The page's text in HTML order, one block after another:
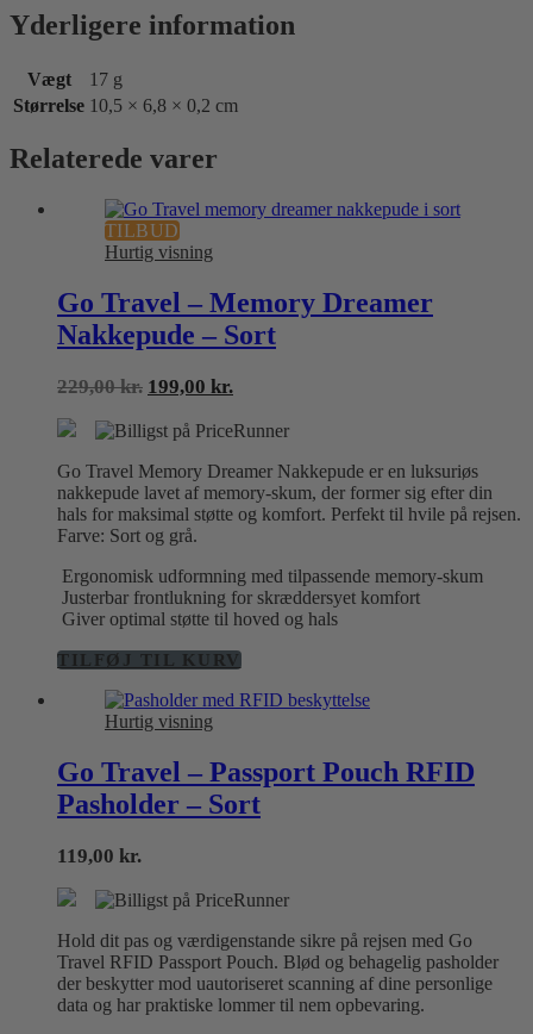
Yderligere information
Vægt
17 g
Størrelse 10,5 × 6,8 × 0,2 cm
Relaterede varer
TILBUD
Hurtig visning
Go Travel – Memory Dreamer
Nakkepude – Sort
229,00kr. Den
pris
229,00 kr..
199,00 kr.Den
pris
199,00 kr..
Go Travel Memory Dreamer Nakkepude er en luksuriøs
nakkepude lavet af memory-skum, der former sig efter din
hals for maksimal støtte og komfort. Perfekt til hvile på rejsen.
Farve: Sort og grå.
Ergonomisk udformning med tilpassende memory-skum
Justerbar frontlukning for skræddersyet komfort
Giver optimal støtte til hoved og hals
TILFØJ TIL KURV
Hurtig visning
Go Travel – Passport Pouch RFID
Pasholder – Sort
119,00 kr.
Hold dit pas og værdigenstande sikre på rejsen med Go
Travel RFID Passport Pouch. Blød og behagelig pasholder
der beskytter mod uautoriseret scanning af dine personlige
data og har praktiske lommer til nem opbevaring.